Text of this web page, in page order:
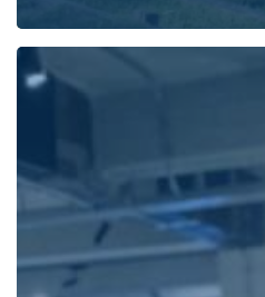
Esteras
de
innovación
chilena
combate